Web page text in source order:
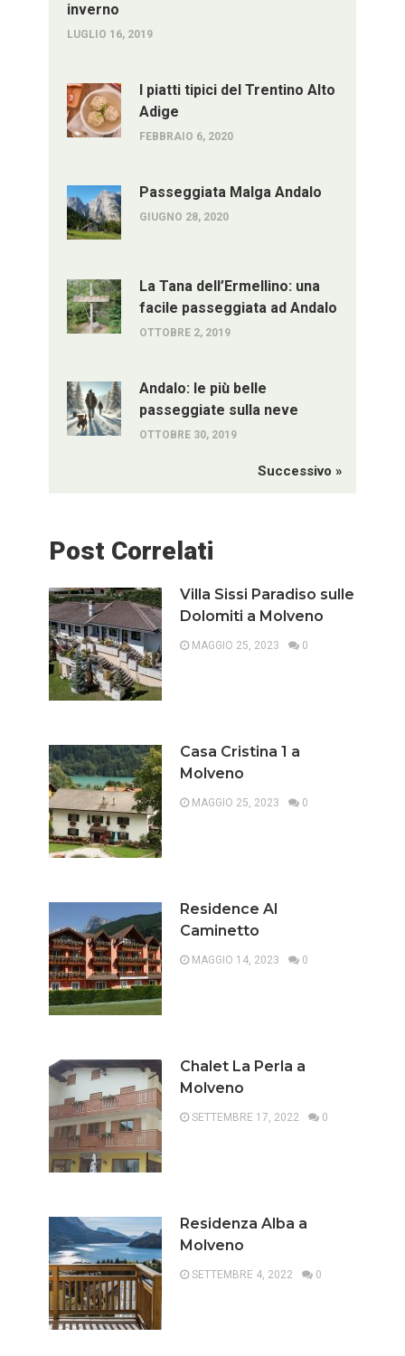
inverno
LUGLIO 16, 2019
I piatti tipici del Trentino Alto
Adige
FEBBRAIO 6, 2020
Passeggiata Malga Andalo
GIUGNO 28, 2020
La Tana dell’Ermellino: una
facile passeggiata ad Andalo
OTTOBRE 2, 2019
Andalo: le più belle
passeggiate sulla neve
OTTOBRE 30, 2019
Successivo »
Post Correlati
Villa Sissi Paradiso sulle
Dolomiti a Molveno
MAGGIO 25, 2023 0
Casa Cristina 1 a
Molveno
MAGGIO 25, 2023 0
Residence Al
Caminetto
MAGGIO 14, 2023 0
Chalet La Perla a
Molveno
SETTEMBRE 17, 2022 0
Residenza Alba a
Molveno
SETTEMBRE 4, 2022 0